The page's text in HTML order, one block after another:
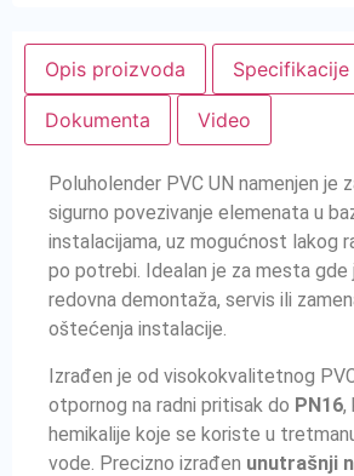
Opis proizvoda Specifikacije
Dokumenta Video
Poluholender PVC UN namenjen je
sigurno povezivanje elemenata u
instalacijama, uz mogućnost lakog
po potrebi. Idealan je za mesta gde
redovna demontaža, servis ili
oštećenja instalacije.
Izrađen je od visokokvalitetnog
otpornog na radni pritisak do PN16,
hemikalije koje se koriste u
vode. Precizno izrađen unutrašnji